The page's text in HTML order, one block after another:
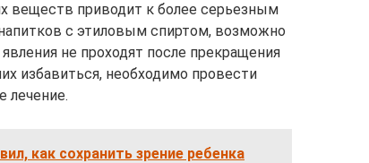
веществ приводит к более серьезным
с этиловым спиртом, возможно
не проходят после прекращения
избавиться, необходимо провести
лечение.
как сохранить зрение ребенка